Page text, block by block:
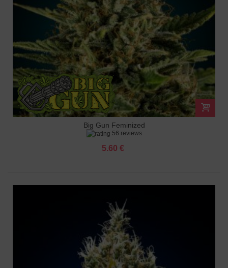
Big Gun Feminized
56 reviews
5.60 €